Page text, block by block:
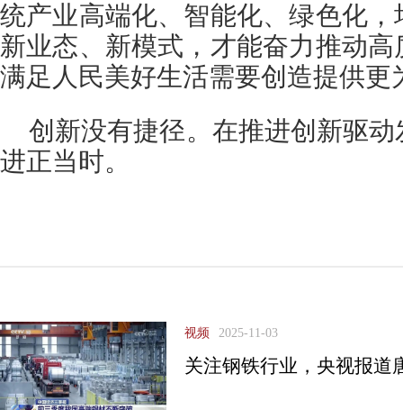
统产业高端化、智能化、绿色化
新业态、新模式，才能奋力推动
满足人民美好生活需要创造提供更
创新没有捷径。在推进创新驱
进正当时。
视频 2025-11-03
关注钢铁行业，央视报道